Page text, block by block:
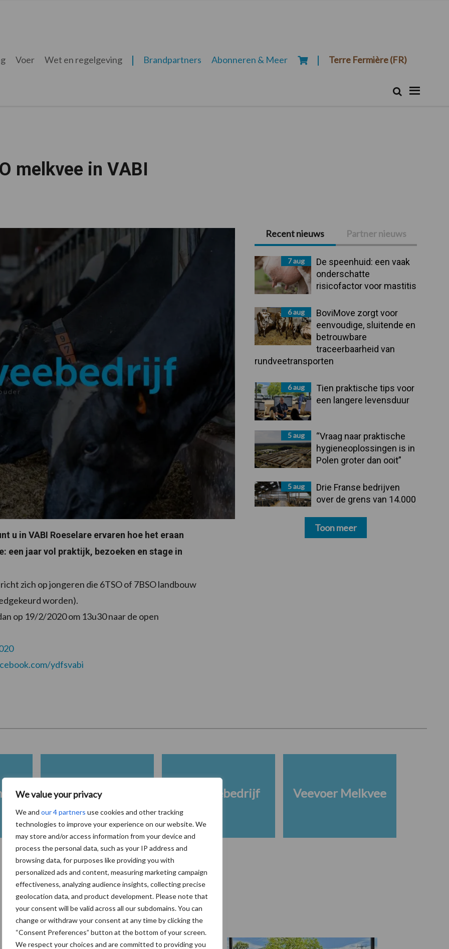
We value your privacy
We and our 4 partners use cookies and other tracking
technologies to improve your experience on our website. We
may store and/or access information from your device and
process the personal data, such as your IP address and
browsing data, for purposes like providing you with
personalized ads and content, measuring marketing campaign
effectiveness, analyzing audience insights, collecting precise
geolocation data, and product development. Please note that
your consent will be valid across all our subdomains. You can
change or withdraw your consent at any time by clicking the
“Consent Preferences” button at the bottom of your screen.
We respect your choices and are committed to providing you
Voer Wet en regelgeving Brandpartners Abonneren & Meer Terre Fermière (FR)
Zoek
melkvee in VABI
u in VABI Roeselare ervaren hoe het eraan
een jaar vol praktijk, bezoeken en stage in
zich op jongeren die 6TSO of 7BSO landbouw
worden).
op 19/2/2020 om 13u30 naar de open
ydfsvabi
Primaire
Sidebar
Recent nieuws Partner nieuws
7 aug
De speenhuid: een vaak
onderschatte
risicofactor voor mastitis
6 aug
BoviMove zorgt voor
eenvoudige, sluitende en
betrouwbare
traceerbaarheid van
rundveetransporten
6 aug
Tien praktische tips voor
een langere levensduur
5 aug
“Vraag naar praktische
hygieneoplossingen is in
Polen groter dan ooit”
5 aug
Drie Franse bedrijven
over de grens van 14.000
Toon meer
Fokkerij melkvee Melkveebedrijf Veevoer Melkvee
Toon meer